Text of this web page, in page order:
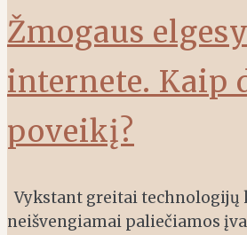
Žmogaus
internete. Kaip
poveikį?
Vykstant greitai technologijų
neišvengiamai paliečiamos